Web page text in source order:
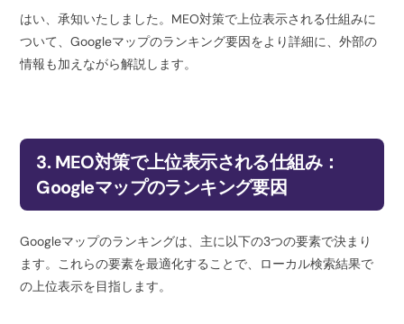
はい、承知いたしました。MEO対策で上位表示される仕組みに
ついて、Googleマップのランキング要因をより詳細に、外部の
情報も加えながら解説します。
3. MEO対策で上位表示される仕組み：
Googleマップのランキング要因
Googleマップのランキングは、主に以下の3つの要素で決まり
ます。これらの要素を最適化することで、ローカル検索結果で
の上位表示を目指します。